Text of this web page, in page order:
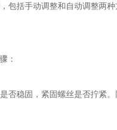
包括手动调整和自动调整两
：
否稳固，紧固螺丝是否拧紧